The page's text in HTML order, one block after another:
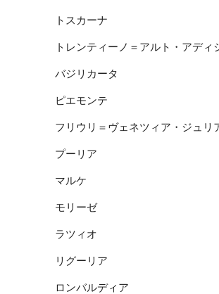
トスカーナ
トレンティーノ＝アルト・アディ
バジリカータ
ピエモンテ
フリウリ＝ヴェネツィア・ジュリ
プーリア
マルケ
モリーゼ
ラツィオ
リグーリア
ロンバルディア